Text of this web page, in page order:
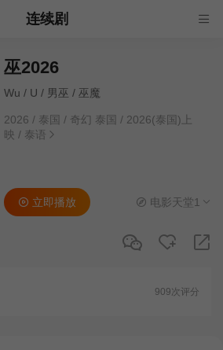
连续剧
巫2026
Wu / U / 男巫 / 巫魔
2026 / 泰国 / 奇幻 泰国 / 2026(泰国)上
映 / 泰语
立即播放 电影天堂1
909次评分